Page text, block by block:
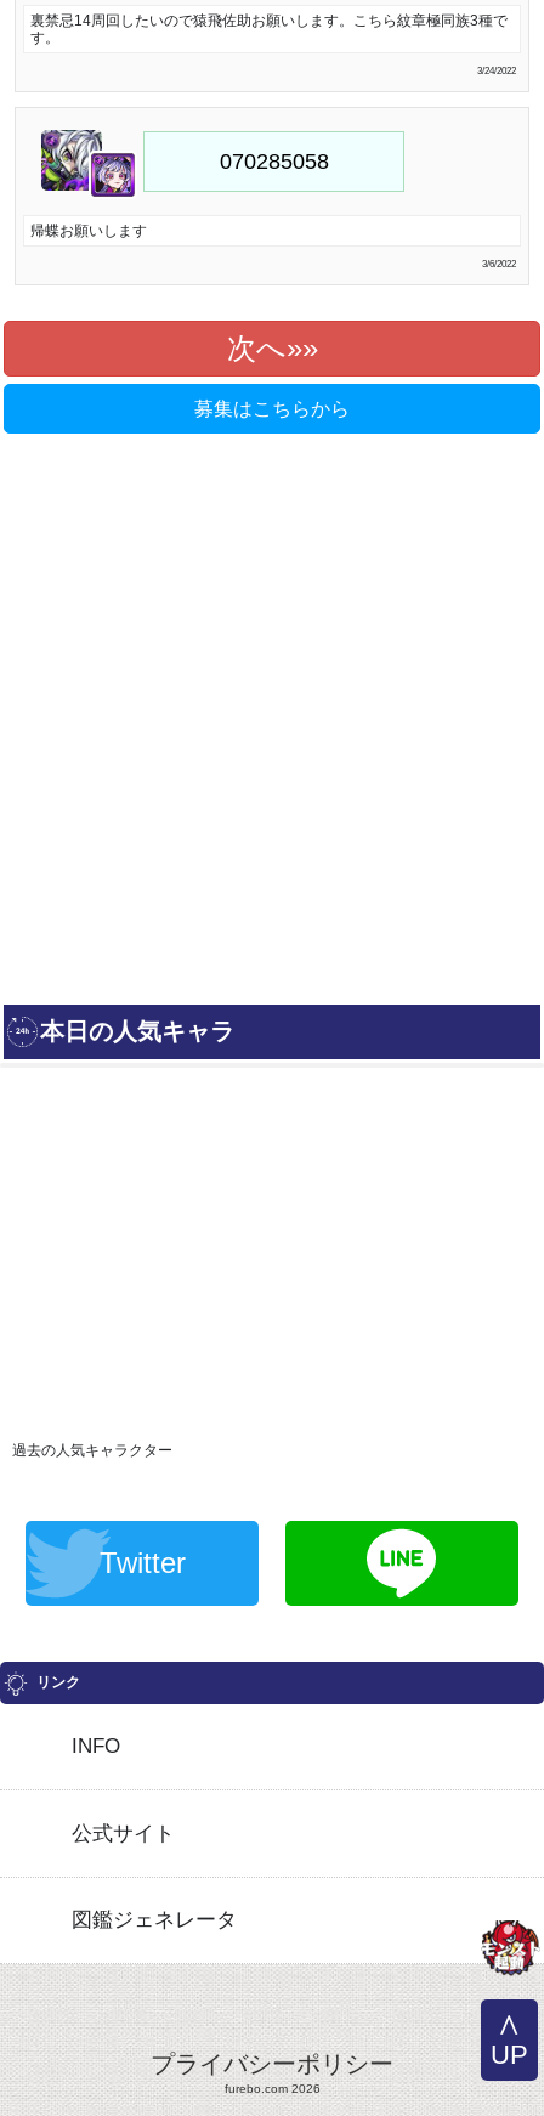
裏禁忌14周回したいので猿飛佐助お願いします。こちら紋章極同族3種で
す。
3/24/2022
帰蝶お願いします
3/6/2022
次へ»
募集はこちらから
過去の人気キャラクター
Twitter
リンク
INFO
公式サイト
図鑑ジェネレータ
プライバシーポリシー
furebo.com 2026
UP